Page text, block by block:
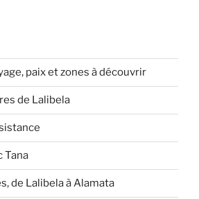
paix et zones à découvrir
de Lalibela
Tana
de Lalibela à Alamata